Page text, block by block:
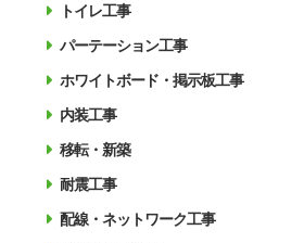
トイレ工事
パーテーション工事
ホワイトボード・掲示板工事
内装工事
移転・新築
耐震工事
配線・ネットワーク工事